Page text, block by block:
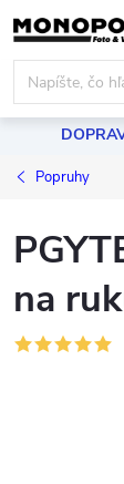
Prejsť
na
obsah
Popruhy
na